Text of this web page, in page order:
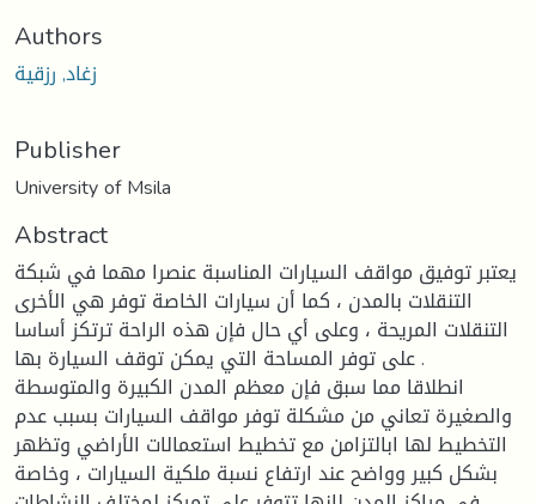
Authors
زغاد, رزقية
Publisher
University of Msila
Abstract
يعتبر توفيق مواقف السيارات المناسبة عنصرا مهما في شبكة
التنقلات بالمدن ، كما أن سيارات الخاصة توفر هي الأخرى
التنقلات المريحة ، وعلى أي حال فإن هذه الراحة ترتكز أساسا
على توفر المساحة التي يمكن توقف السيارة بها .
انطلاقا مما سبق فإن معظم المدن الكبيرة والمتوسطة
والصغيرة تعاني من مشكلة توفر مواقف السيارات بسبب عدم
التخطيط لها ابالتزامن مع تخطيط استعمالات الأراضي وتظهر
بشكل كبير وواضح عند ارتفاع نسبة ملكية السيارات ، وخاصة